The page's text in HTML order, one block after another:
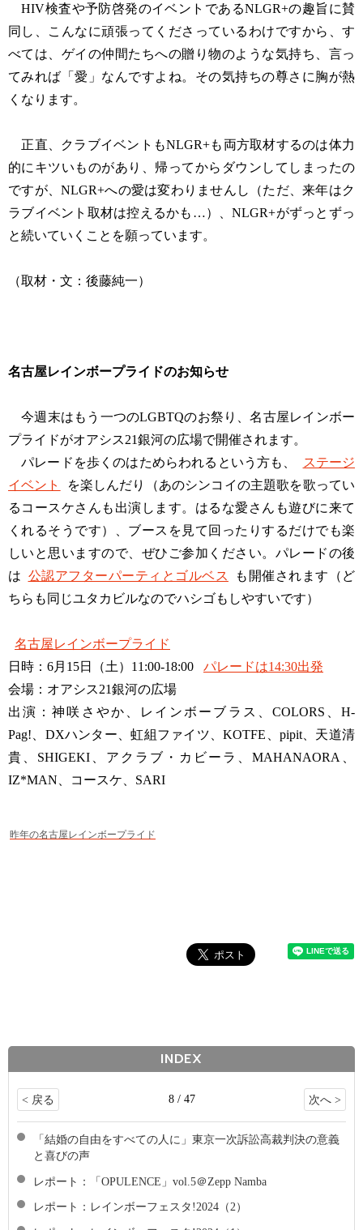
HIV検査や予防啓発のイベントであるNLGR+の趣旨に賛
同し、こんなに頑張ってくださっているわけですから、す
べては、ゲイの仲間たちへの贈り物のような気持ち、言っ
てみれば「愛」なんですよね。その気持ちの尊さに胸が熱
くなります。
正直、クラブイベントもNLGR+も両方取材するのは体力
的にキツいものがあり、帰ってからダウンしてしまったの
ですが、NLGR+への愛は変わりませんし（ただ、来年はク
ラブイベント取材は控えるかも…）、NLGR+がずっとずっ
と続いていくことを願っています。
（取材・文：後藤純一）
名古屋レインボープライドのお知らせ
今週末はもう一つのLGBTQのお祭り、名古屋レインボー
プライドがオアシス21銀河の広場で開催されます。
パレードを歩くのはためらわれるという方も、
ステージ
イベント
を楽しんだり（あのシンコイの主題歌を歌ってい
るコースケさんも出演します。はるな愛さんも遊びに来て
くれるそうです）、ブースを見て回ったりするだけでも楽
しいと思いますので、ぜひご参加ください。パレードの後
は 公認アフターパーティとゴルベス
も開催されます（ど
ちらも同じユタカビルなのでハシゴもしやすいです）
名古屋レインボープライド
日時：6月15日（土）11:00-18:00
パレードは14:30出発
会場：オアシス21銀河の広場
出演：神咲さやか、レインボーブラス、COLORS、H-
Pag!、DXハンター、虹組ファイツ、KOTFE、pipit、天道清
貴、SHIGEKI、アクラブ・カビーラ、MAHANAORA、
IZ*MAN、コースケ、SARI
昨年の名古屋レインボープライド
INDEX
< 戻る 8 / 47 次へ >
「結婚の自由をすべての人に」東京一次訴訟高裁判決の意義
と喜びの声
レポート：「OPULENCE」vol.5＠Zepp Namba
レポート：レインボーフェスタ!2024（2）